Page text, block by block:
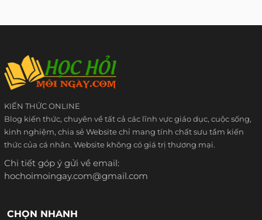
KIẾN THỨC ONLINE
Blog kiến thức, chuyên về tất cả các lĩnh vực giáo dục, cuộc sống,
kinh nghiệm, chia sẻ Website chỉ mang tính chất sưu tầm kiến
thức của cá nhân. Website không có giá trị thương mại.
Chi tiết góp ý gửi về email:
hochoimoingay.com@gmail.com
CHỌN NHANH